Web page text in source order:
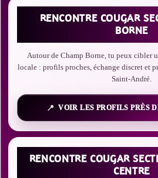
RENCONTRE COUGAR
BORNE
Autour de Champ Borne, tu peux cibler
locale : profils proches, échange discret et
Saint-André.
VOIR LES PROFILS PRÈS
RENCONTRE COUGAR
CENTRE